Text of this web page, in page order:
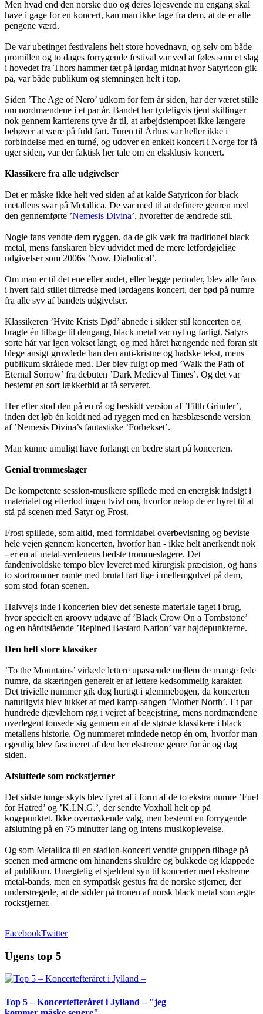
Men hvad end den norske duo og deres lejesvende nu engang skal
have i gage for en koncert, kan man ikke tage fra dem, at de er alle
pengene værd.
De var ubetinget festivalens helt store hovednavn, og selv om både
promillen og to dages forrygende festival var ved at føles som et slag
i hovedet fra Thors hammer tæt på lørdag midnat hvor Satyricon gik
på, var både publikum og stemningen helt i top.
Siden ’The Age of Nero’ udkom for fem år siden, har der været stille
om nordmændene i et par år. Bandet har tydeligvis tjent skillinger
nok gennem karrierens tyve år til, at arbejdstempoet ikke længere
behøver at være på fuld fart. Turen til Århus var heller ikke i
forbindelse med en turné, og udover en enkelt koncert i Norge for få
uger siden, var der faktisk her tale om en eksklusiv koncert.
Klassikere fra alle udgivelser
Det er måske ikke helt ved siden af at kalde Satyricon for black
metallens svar på Metallica. De var med til at definere genren med
den gennemførte ’Nemesis Divina’, hvorefter de ændrede stil.
Nogle fans vendte dem ryggen, da de gik væk fra traditionel black
metal, mens fanskaren blev udvidet med de mere letfordøjelige
udgivelser som 2006s ’Now, Diabolical’.
Om man er til det ene eller andet, eller begge perioder, blev alle fans
i hvert fald stillet tilfredse med lørdagens koncert, der bød på numre
fra alle syv af bandets udgivelser.
Klassikeren ’Hvite Krists Død’ åbnede i sikker stil koncerten og
bragte én tilbage til dengang, black metal var nyt og farligt. Satyrs
sorte hår var igen vokset langt, og med håret hængende ned foran sit
blege ansigt growlede han den anti-kristne og hadske tekst, mens
publikum skrålede med. Der blev fulgt op med ’Walk the Path of
Eternal Sorrow’ fra debuten ’Dark Medieval Times’. Og det var
bestemt en sort lækkerbid at få serveret.
Her efter stod den på en rå og beskidt version af ’Filth Grinder’,
inden det løb én koldt ned ad ryggen med en hæsblæsende version
af ’Nemesis Divina’s fantastiske ’Forhekset’.
Man kunne umuligt have forlangt en bedre start på koncerten.
Genial trommeslager
De kompetente session-musikere spillede med en energisk indsigt i
materialet og efterlod ingen tvivl om, hvorfor netop de er hyret til at
stå på scenen med Satyr og Frost.
Frost spillede, som altid, med formidabel overbevisning og beviste
hele vejen gennem koncerten, hvorfor han - ikke helt anerkendt nok
- er en af metal-verdenens bedste trommeslagere. Det
fandenivoldske tempo blev leveret med kirurgisk præcision, og hans
to stortrommer ramte med brutal fart lige i mellemgulvet på dem,
som stod foran scenen.
Halvvejs inde i koncerten blev det seneste materiale taget i brug,
hvor specielt en groovy udgave af ’Black Crow On a Tombstone’
og en hårdtslående ’Repined Bastard Nation’ var højdepunkterne.
Den helt store klassiker
’To the Mountains’ virkede lettere upassende mellem de mange fede
numre, da skæringen generelt er af lettere kedsommelig karakter.
Det trivielle nummer gik dog hurtigt i glemmebogen, da koncerten
naturligvis blev lukket af med kamp-sangen ’Mother North’. Et par
hundrede djævlehorn røg i vejret af begejstring, mens nordmændene
overlegent tonsede sig gennem en af de største klassikere i black
metallens historie. Og nummeret mindede netop én om, hvorfor man
egentlig blev fascineret af den her ekstreme genre for år og dag
siden.
Afsluttede som rockstjerner
Det sidste tunge skyts blev fyret af i form af de to ekstra numre ’Fuel
for Hatred’ og ’K.I.N.G.’, der sendte Voxhall helt op på
kogepunktet. Ikke overraskende valg, men bestemt en forrygende
afslutning på en 75 minutter lang og intens musikoplevelse.
Og som Metallica til en stadion-koncert vendte gruppen tilbage på
scenen med armene om hinandens skuldre og bukkede og klappede
af publikum. Unægtelig et sjældent syn til koncerter med ekstreme
metal-bands, men en sympatisk gestus fra de norske stjerner, der
understregede, at de sidder på tronen af norsk black metal som ægte
rockstjerner.
FacebookTwitter
Ugens top 5
Top 5 – Koncertefteråret i Jylland – "jeg